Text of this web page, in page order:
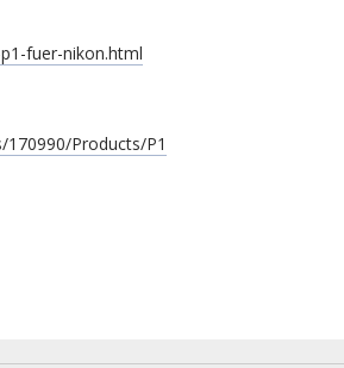
fuer-nikon.html
Products/P1